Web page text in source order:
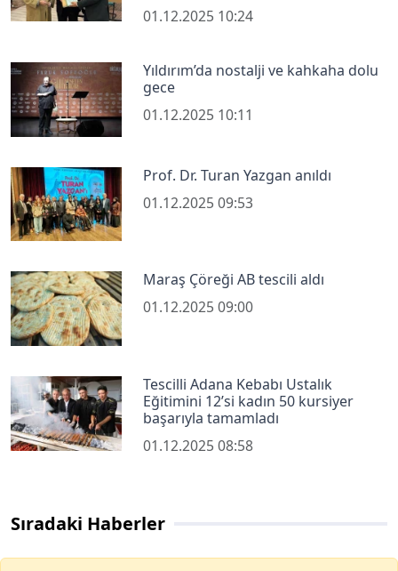
01.12.2025 10:24
Yıldırım’da nostalji ve kahkaha dolu
gece
01.12.2025 10:11
Prof. Dr. Turan Yazgan anıldı
01.12.2025 09:53
Maraş Çöreği AB tescili aldı
01.12.2025 09:00
Tescilli Adana Kebabı Ustalık
Eğitimini 12’si kadın 50 kursiyer
başarıyla tamamladı
01.12.2025 08:58
Sıradaki Haberler